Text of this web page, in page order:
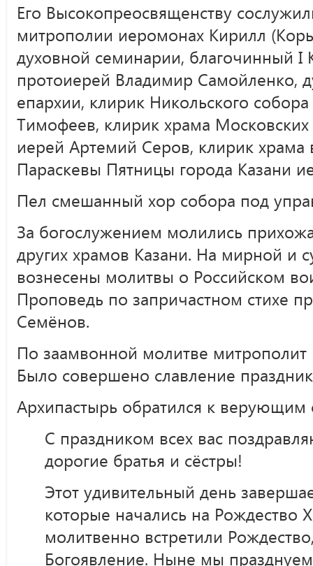
Его Высокопреосвященству
митрополии иеромонах Кирилл
духовной семинарии, благочинный I
протоиерей Владимир Самойленко,
епархии, клирик Никольского
Тимофеев, клирик храма Московских
иерей Артемий Серов, клирик
Параскевы Пятницы города Казани
Пел смешанный хор собора под
За богослужением молились
других храмов Казани. На мирной и
вознесены молитвы о Российском
Проповедь по запричастном стихе
Семёнов.
По заамвонной молитве митрополит
Было совершено славление
Архипастырь обратился к верующим
С праздником всех вас
дорогие братья и сёстры!
Этот удивительный день
которые начались на Рождество
молитвенно встретили
Богоявление. Ныне мы